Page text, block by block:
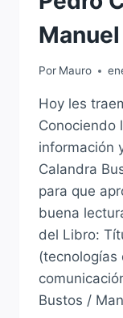
Por Mauro
Hoy les
Conociendo
información
Calandra
para que
buena
del Libro:
(tecnologías
Bustos /